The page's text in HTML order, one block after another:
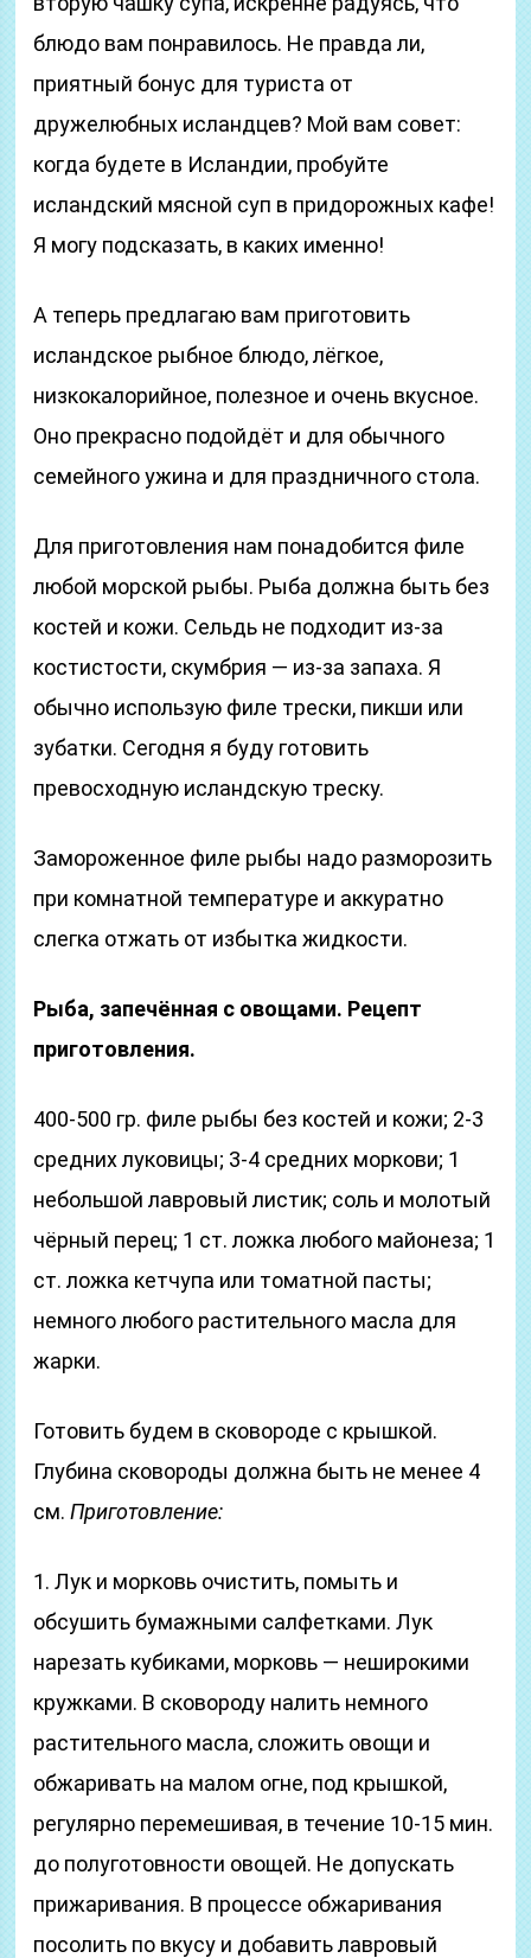
блюдо вам понравилось. Не правда ли,
приятный бонус для туриста от
дружелюбных исландцев? Мой вам совет:
когда будете в Исландии, пробуйте
исландский мясной суп в придорожных кафе!
Я могу подсказать, в каких именно!
А теперь предлагаю вам приготовить
исландское рыбное блюдо, лёгкое,
низкокалорийное, полезное и очень вкусное.
Оно прекрасно подойдёт и для обычного
семейного ужина и для праздничного стола.
Для приготовления нам понадобится филе
любой морской рыбы. Рыба должна быть без
костей и кожи. Сельдь не подходит из-за
костистости, скумбрия — из-за запаха. Я
обычно использую филе трески, пикши или
зубатки. Сегодня я буду готовить
превосходную исландскую треску.
Замороженное филе рыбы надо разморозить
при комнатной температуре и аккуратно
слегка отжать от избытка жидкости.
Рыба, запечённая с овощами. Рецепт
приготовления.
400-500 гр. филе рыбы без костей и кожи; 2-3
средних луковицы; 3-4 средних моркови; 1
небольшой лавровый листик; соль и молотый
чёрный перец; 1 ст. ложка любого майонеза; 1
ст. ложка кетчупа или томатной пасты;
немного любого растительного масла для
жарки.
Готовить будем в сковороде с крышкой.
Глубина сковороды должна быть не менее 4
см.Приготовление:
1. Лук и морковь очистить, помыть и
обсушить бумажными салфетками. Лук
нарезать кубиками, морковь — неширокими
кружками. В сковороду налить немного
растительного масла, сложить овощи и
обжаривать на малом огне, под крышкой,
регулярно перемешивая, в течение 10-15 мин.
до полуготовности овощей. Не допускать
прижаривания. В процессе обжаривания
посолить по вкусу и добавить лавровый